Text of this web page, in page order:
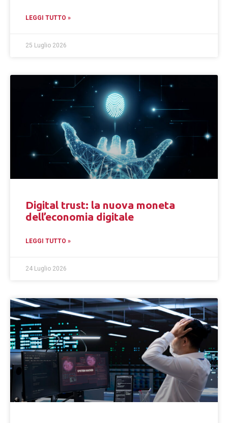
LEGGI TUTTO »
25 Luglio 2026
Digital trust: la nuova moneta
dell’economia digitale
LEGGI TUTTO »
24 Luglio 2026